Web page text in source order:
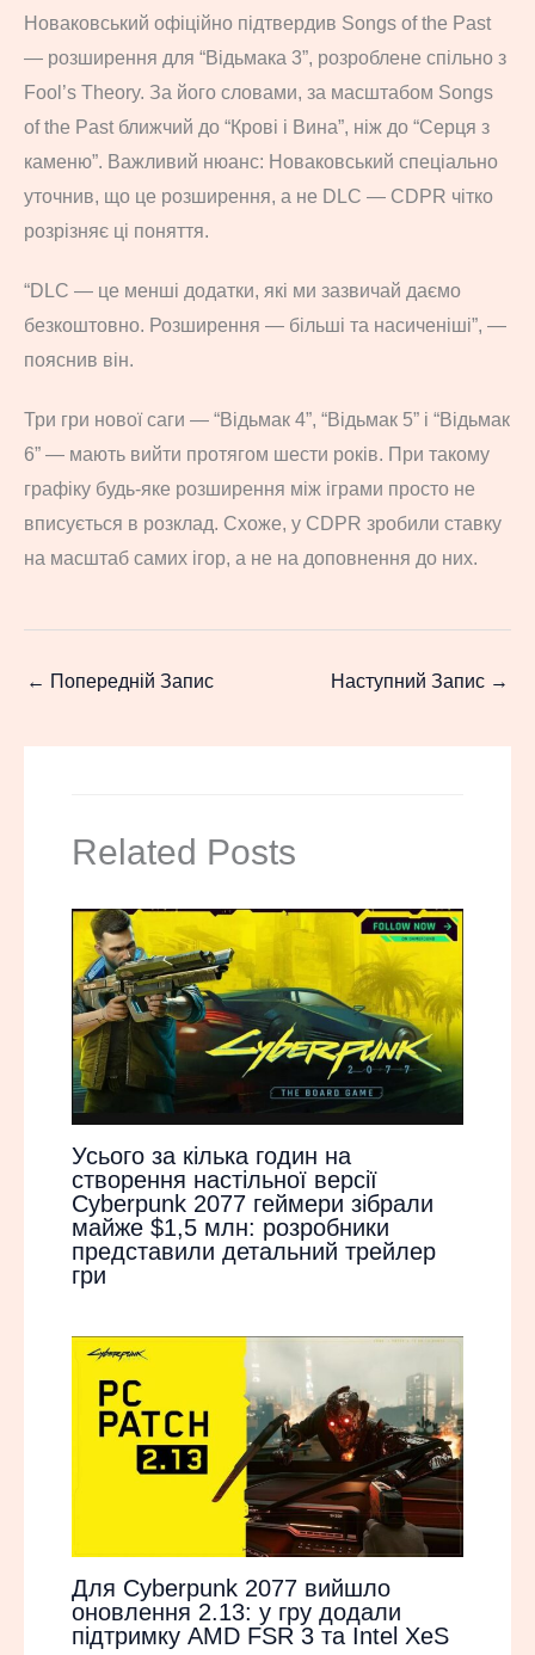
Новаковський офіційно підтвердив Songs of the Past
— розширення для “Відьмака 3”, розроблене спільно з
Fool’s Theory. За його словами, за масштабом Songs
of the Past ближчий до “Крові і Вина”, ніж до “Серця з
каменю”. Важливий нюанс: Новаковський спеціально
уточнив, що це розширення, а не DLC — CDPR чітко
розрізняє ці поняття.
“DLC — це менші додатки, які ми зазвичай даємо
безкоштовно. Розширення — більші та насиченіші”, —
пояснив він.
Три гри нової саги — “Відьмак 4”, “Відьмак 5” і “Відьмак
6” — мають вийти протягом шести років. При такому
графіку будь-яке розширення між іграми просто не
вписується в розклад. Схоже, у CDPR зробили ставку
на масштаб самих ігор, а не на доповнення до них.
← Попередній Запис Наступний Запис →
Related Posts
Усього за кілька годин на
створення настільної версії
Cyberpunk 2077 геймери зібрали
майже $1,5 млн: розробники
представили детальний трейлер
гри
Для Cyberpunk 2077 вийшло
оновлення 2.13: у гру додали
підтримку AMD FSR 3 та Intel XeS